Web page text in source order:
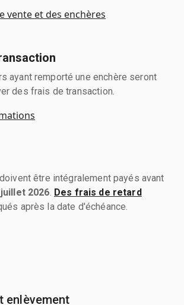
vente et des enchères
ayant remporté une enchère seront
des frais de transaction.
être intégralement payés avant
2026 Des frais de retard
après la date d'échéance.
enlèvement